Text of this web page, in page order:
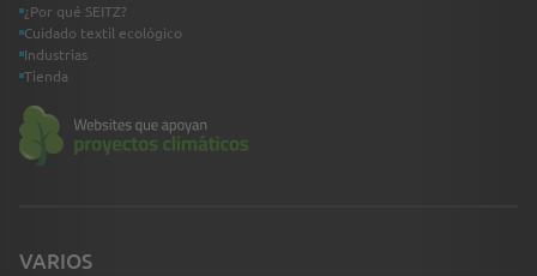
¿Por qué SEITZ?
Cuidado textil ecológico
Industrias
Tienda
VARIOS